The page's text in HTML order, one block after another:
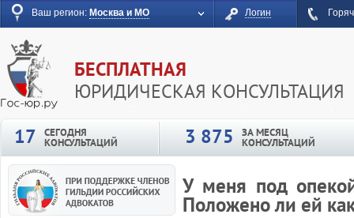
Ваш регион: Москва и МО Логин
БЕСПЛАТНАЯ
ЮРИДИЧЕСКАЯ КОНСУЛЬТАЦИЯ
17
СЕГОДНЯ
КОНСУЛЬТАЦИЙ 3 875 ЗА МЕСЯЦ
КОНСУЛЬТАЦИЙ
У меня под
Положено ли ей